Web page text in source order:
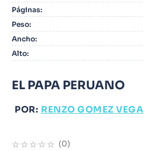
Páginas:
Peso:
Ancho:
Alto:
EL PAPA PERUANO
POR: RENZO GOMEZ VEGA
☆☆☆☆☆ (0)
5. Manga
6. Iliada
7.
9 . Infantil
10.1984